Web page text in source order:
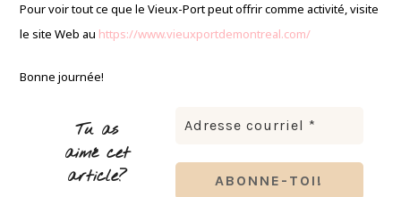
Pour voir tout ce que le Vieux-Port peut offrir comme activité, visite
le site Web au https://www.vieuxportdemontreal.com/
Bonne journée!
Tu as
aimé cet
article?